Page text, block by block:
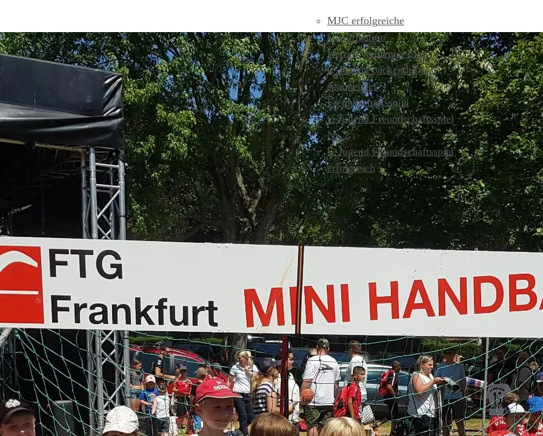
MJC erfolgreiche
Qualifikation
Herren verdienter Sieg
C-Jugend packendes und
spannendes
Freundschaftsspiel
C-Jugend Freundschaftsspiel
Nr. 2
C-Jugend Freundschaftsspiel
erfolgreich